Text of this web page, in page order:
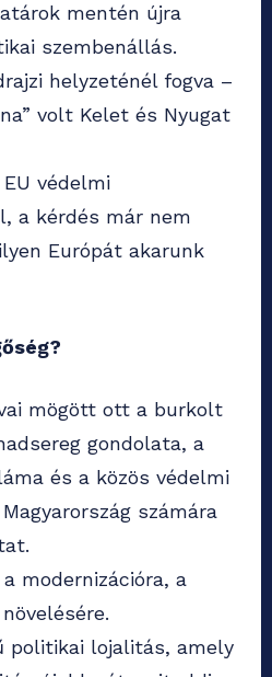
mentén újra
szembenállás.
helyzeténél fogva –
volt Kelet és Nyugat
védelmi
a kérdés már nem
Európát akarunk
mögött ott a burkolt
gondolata, a
és a közös védelmi
számára
modernizációra, a
politikai lojalitás, amely